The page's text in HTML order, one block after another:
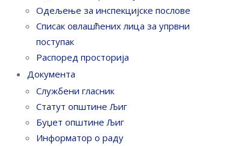
Одељење за инспекцијске послове
Списак овлашћених лица за упрвни
поступак
Распоред просторија
Документа
Службени гласник
Статут општине Љиг
Буџет општине Љиг
Информатор о раду